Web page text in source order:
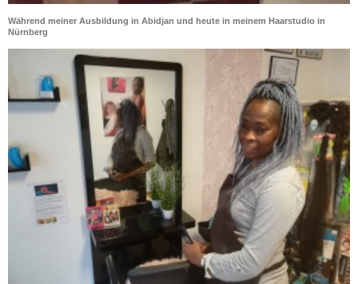
Während meiner Ausbildung in Abidjan und heute in meinem Haarstudio in
Nürnberg